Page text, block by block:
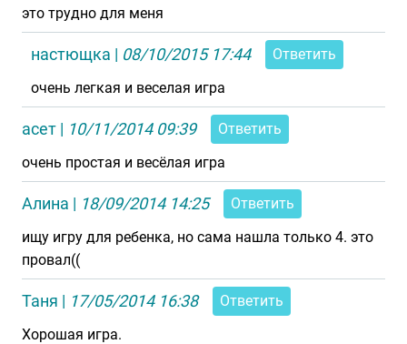
это трудно для меня
настющка | 08/10/2015 17:44
Ответить
очень легкая и веселая игра
асет | 10/11/2014 09:39
Ответить
очень простая и весёлая игра
Алина | 18/09/2014 14:25
Ответить
ищу игру для ребенка, но сама нашла только 4. это
провал((
Таня | 17/05/2014 16:38
Ответить
Хорошая игра.